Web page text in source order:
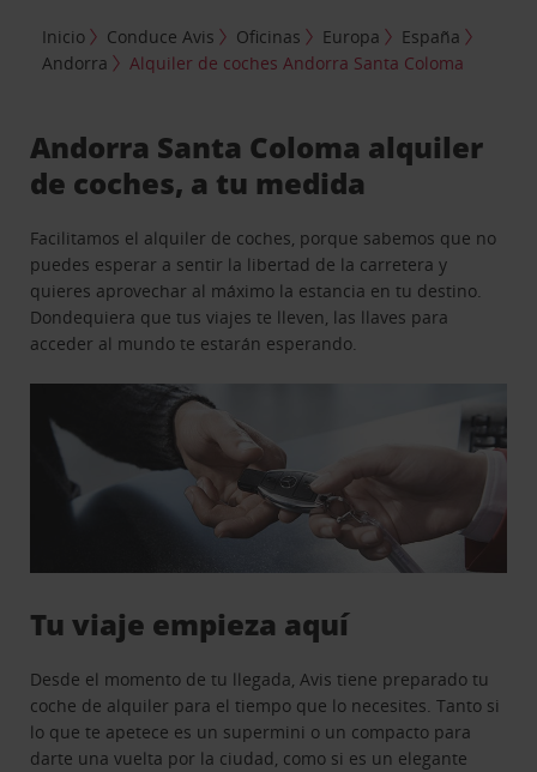
Inicio Conduce Avis Oficinas Europa
España
Andorra
Alquiler de coches Andorra Santa Coloma
Andorra Santa Coloma alquiler
de coches, a tu medida
Facilitamos el alquiler de coches, porque sabemos que no
puedes esperar a sentir la libertad de la carretera y
quieres aprovechar al máximo la estancia en tu destino.
Dondequiera que tus viajes te lleven, las llaves para
acceder al mundo te estarán esperando.
Tu viaje empieza aquí
Desde el momento de tu llegada, Avis tiene preparado tu
coche de alquiler para el tiempo que lo necesites. Tanto si
lo que te apetece es un supermini o un compacto para
darte una vuelta por la ciudad, como si es un elegante